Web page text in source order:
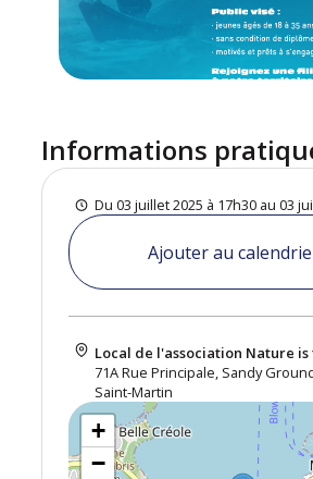
Informations
Du 03 juillet 2025 à 17h30 au 03
Ajouter au
Local de l'association Nature is
71A Rue Principale, Sandy
Saint-Martin
+
−